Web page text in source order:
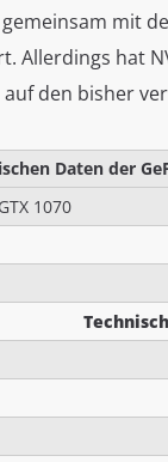
mit
Allerdings hat
den bisher
Daten der
1070